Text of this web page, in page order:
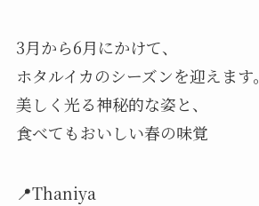
3月から6月にかけて、
ホタルイカのシーズンを迎えます。
美しく光る神秘的な姿と、
食べてもおいしい春の味覚
📍Thaniya